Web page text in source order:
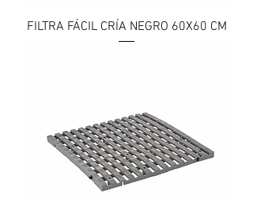
FILTRA FÁCIL CRÍA NEGRO 60X60 CM